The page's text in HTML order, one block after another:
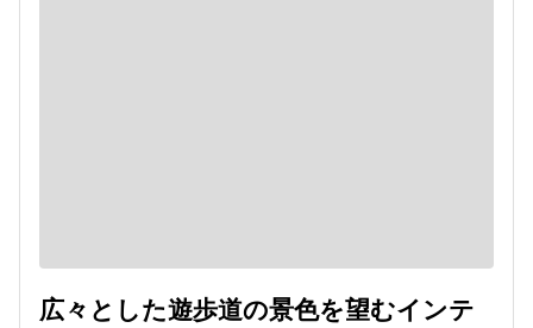
広々とした遊歩道の景色を望むインテ